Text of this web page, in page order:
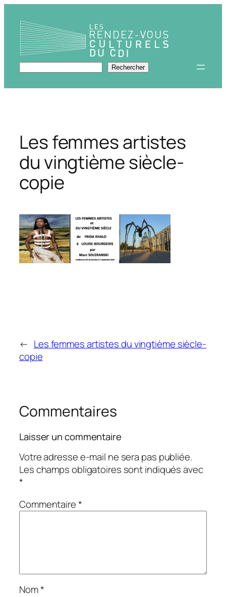
contenu
Rechercher Rechercher
Les femmes artistes
du vingtième siècle-
copie
← Les femmes artistes du vingtième siècle-
copie
Commentaires
Laisser un commentaire
Votre adresse e-mail ne sera pas publiée.
Les champs obligatoires sont indiqués avec
*
Commentaire*
Nom*